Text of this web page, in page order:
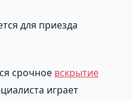
для приезда
срочное вскрытие
играет